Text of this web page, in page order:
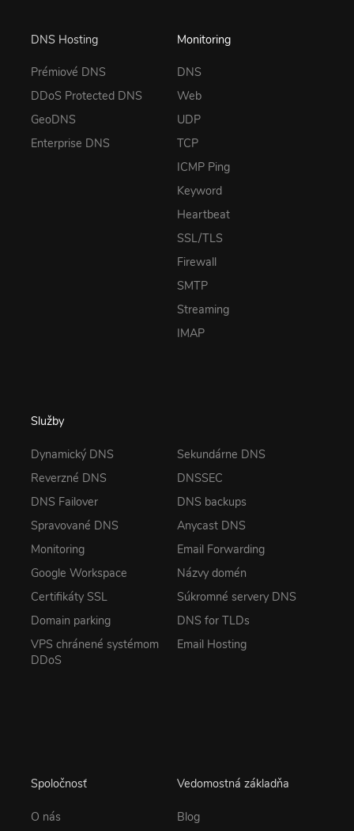
DNS Hosting
Prémiové DNS
DDoS Protected DNS
GeoDNS
Enterprise DNS
Monitoring
DNS
Web
UDP
TCP
ICMP Ping
Keyword
Heartbeat
SSL/TLS
Firewall
SMTP
Streaming
IMAP
Služby
Dynamický DNS
Reverzné DNS
DNS Failover
Spravované DNS
Monitoring
Google Workspace
Certifikáty SSL
Domain parking
VPS chránené systémom
DDoS
Sekundárne DNS
DNSSEC
DNS backups
Anycast DNS
Email Forwarding
Názvy domén
Súkromné servery DNS
DNS for TLDs
Email Hosting
Spoločnosť
O nás
Vedomostná základňa
Blog